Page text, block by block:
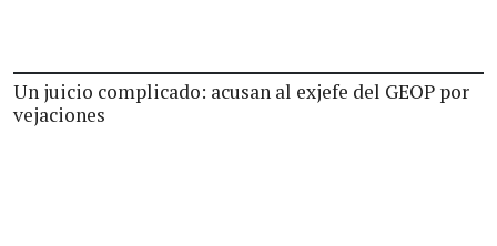
Un juicio complicado: acusan al exjefe del GEOP por
vejaciones